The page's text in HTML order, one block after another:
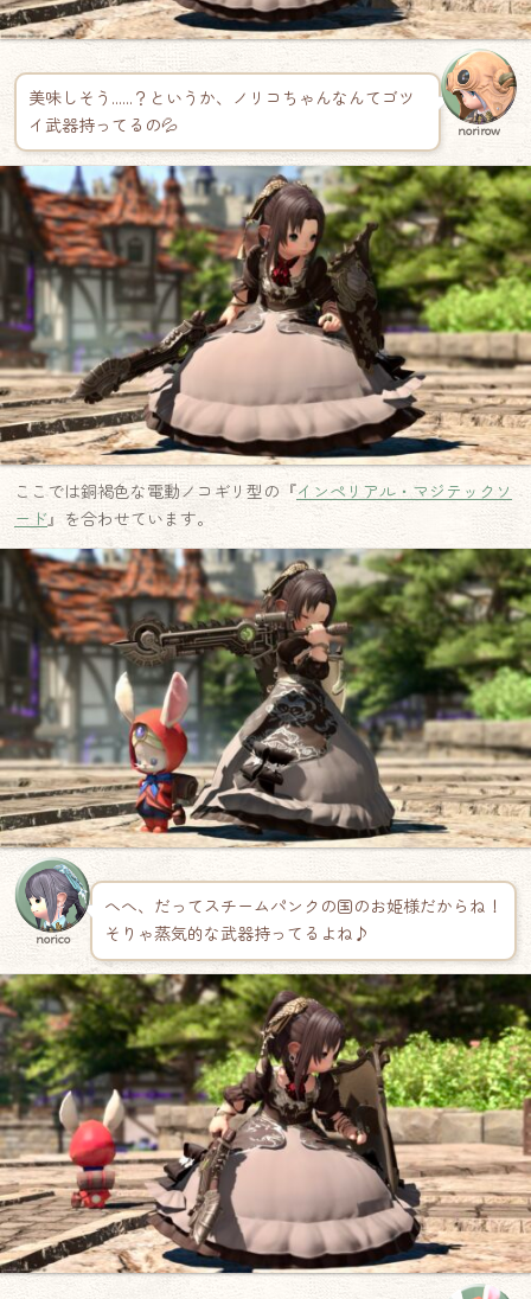
美味しそう……？というか、ノリコちゃんなんてゴツ
イ武器持ってるの💦
norirow
ここでは銅褐色な電動ノコギリ型の『インペリアル・マジテックソ
ード』を合わせています。
norico
へへ、だってスチームパンクの国のお姫様だからね！
そりゃ蒸気的な武器持ってるよね♪